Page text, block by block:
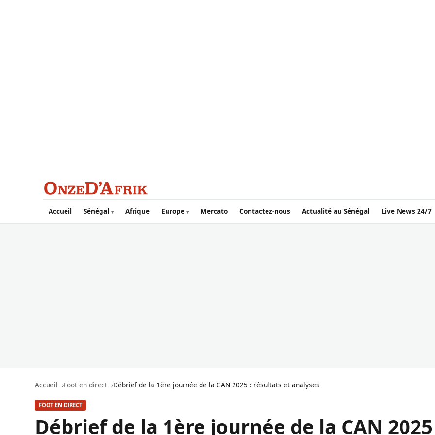
Aller au contenu principal
Accueil Sénégal Afrique Europe Mercato Contactez-nous Actualité au Sénégal Live News 24/7
Accueil Foot en direct Débrief de la 1ère journée de la CAN 2025 : résultats et analyses
FOOT EN DIRECT
Débrief de la 1ère journée de la CAN